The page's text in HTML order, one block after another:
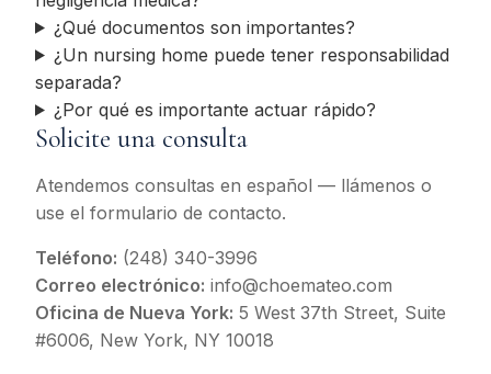
¿Qué documentos son importantes?
¿Un nursing home puede tener responsabilidad
separada?
¿Por qué es importante actuar rápido?
Solicite una consulta
Atendemos consultas en español — llámenos o
use el formulario de contacto.
Teléfono: (248) 340-3996
Correo electrónico: info@choemateo.com
Oficina de Nueva York: 5 West 37th Street, Suite
#6006, New York, NY 10018